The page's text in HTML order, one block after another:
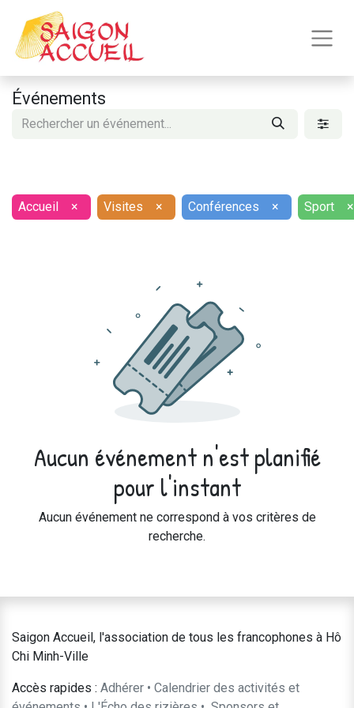
Événements
Accueil × Visites × Conférences × Sport ×
Aucun événement n'est planifié
pour l'instant
Aucun événement ne correspond à vos critères de
recherche.
Saigon Accueil, l'association de tous les francophones à Hô
Chi Minh-Ville
Accès rapides : Adhérer • Calendrier des activités et